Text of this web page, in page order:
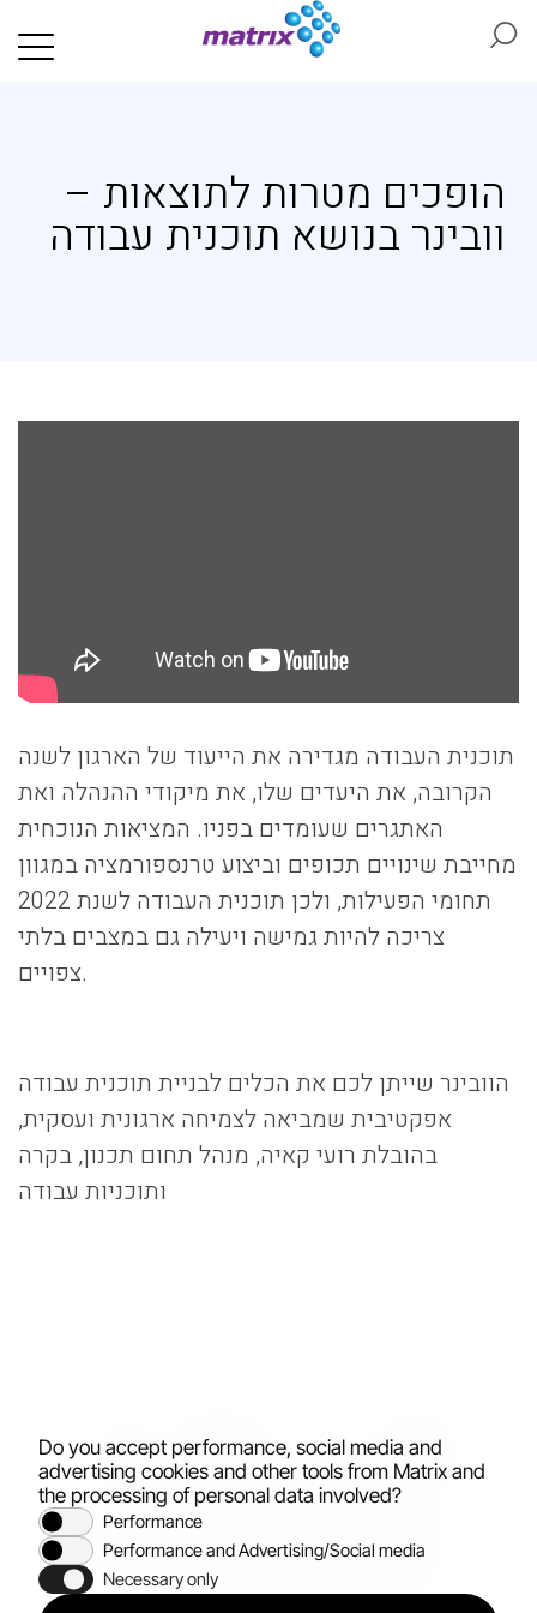
הופכים מטרות לתוצאות –
וובינר בנושא תוכנית עבודה
תוכנית העבודה מגדירה את הייעוד של הארגון לשנה
הקרובה, את היעדים שלו, את מיקודי ההנהלה ואת
האתגרים שעומדים בפניו. המציאות הנוכחית
מחייבת שינויים תכופים וביצוע טרנספורמציה במגוון
תחומי הפעילות, ולכן תוכנית העבודה לשנת 2022
צריכה להיות גמישה ויעילה גם במצבים בלתי
צפויים.
הוובינר שייתן לכם את הכלים לבניית תוכנית עבודה
אפקטיבית שמביאה לצמיחה ארגונית ועסקית,
בהובלת רועי קאיה, מנהל תחום תכנון, בקרה
ותוכניות עבודה
All rights reserved © 2026
Do you accept performance, social media and
advertising cookies and other tools from Matrix and
the processing of personal data involved?
Performance
Performance and Advertising/Social media
Necessary only